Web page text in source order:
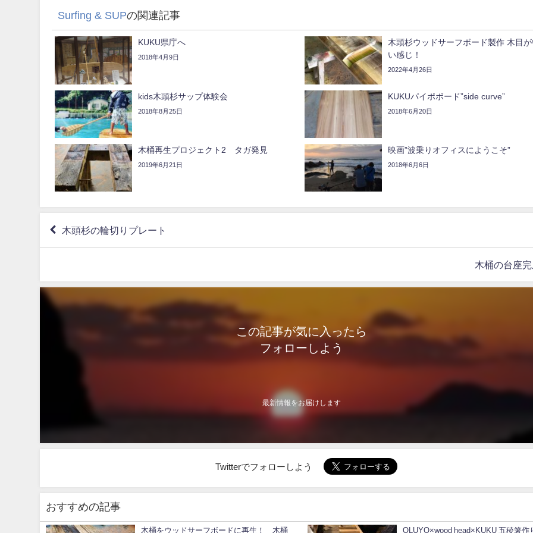
Surfing & SUPの関連記事
KUKU県庁へ
2018年4月9日
木頭杉ウッドサーフボード製作 木目
い感じ！
2022年4月26日
kids木頭杉サップ体験会
2018年8月25日
KUKUパイポボード”side curve”
2018年6月20日
木桶再生プロジェクト2 タガ発見
2019年6月21日
映画”波乗りオフィスにようこそ”
2018年6月6日
木頭杉の輪切りプレート
木桶の台座
この記事が気に入ったら
フォローしよう
最新情報をお届けします
Twitterでフォローしよう
おすすめの記事
木桶をウッドサーフボードに再生！ 木桶 OLUYO×wood head×KUKU 五稜箸作